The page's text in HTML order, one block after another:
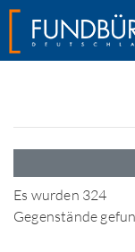
Es wurden 324
Gegenstände